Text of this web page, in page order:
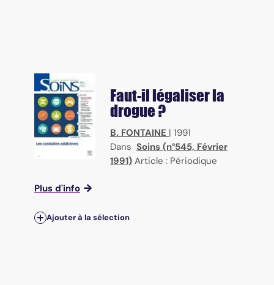
Faut-il légaliser la
drogue ?
B. FONTAINE | 1991
Dans Soins (n°545, Février
1991) Article : Périodique
Plus d'info
Ajouter à la sélection